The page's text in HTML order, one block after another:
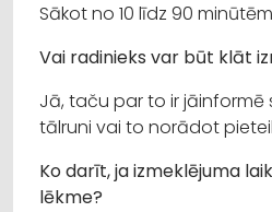
Sākot no 10 līdz 90
Vai radinieks var būt klāt
Jā, taču par to ir
tālruni vai to norādot
Ko darīt, ja izmeklējuma
lēkme?